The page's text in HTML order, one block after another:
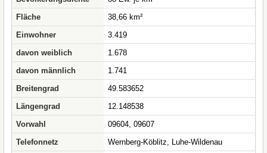
Fläche
38,66 km²
Einwohner
3.419
davon weiblich
1.678
davon männlich
1.741
Breitengrad
49.583652
Längengrad
12.148538
Vorwahl
09604, 09607
Telefonnetz
Wernberg-Köblitz, Luhe-Wildenau